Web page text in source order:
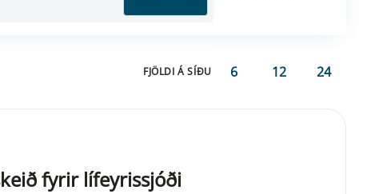
FJÖLDI Á SÍÐU 6 12 24
fyrir lífeyrissjóði